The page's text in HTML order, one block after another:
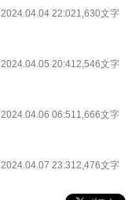
2024.04.04 22:021,630文字
2024.04.05 20:412,546文字
2024.04.06 06:511,666文字
2024.04.07 23:312,476文字